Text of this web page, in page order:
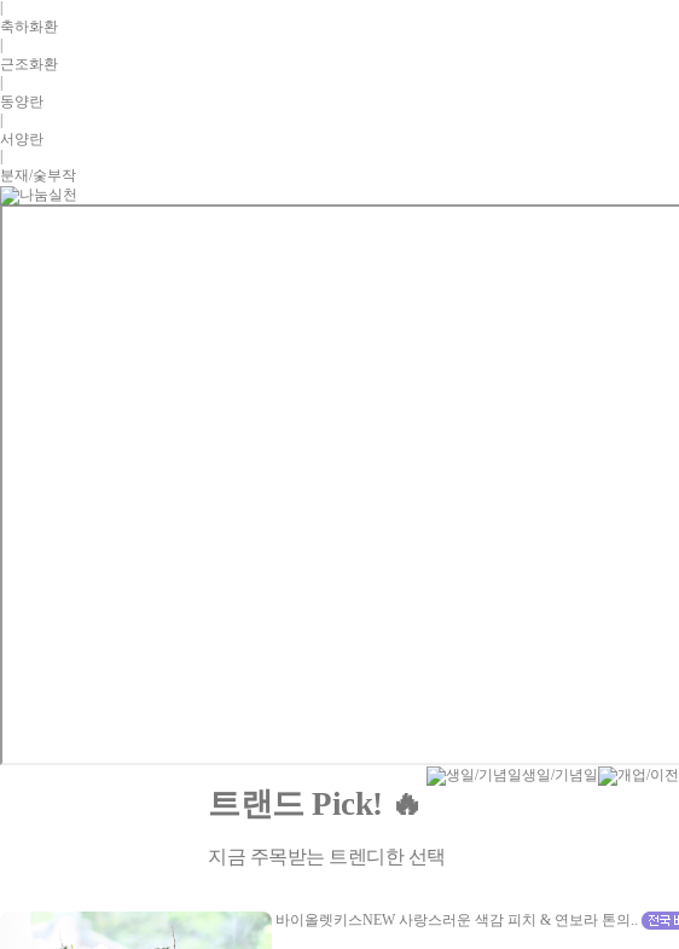
축하화환
근조화환
|
동양란
|
서양란
분재/숯부작
생일/기념일
트랜드 Pick! 🔥
지금 주목받는 트렌디한 선택
바이올렛키스NEW 사랑스러운 색감 피치 & 연보라 톤의..